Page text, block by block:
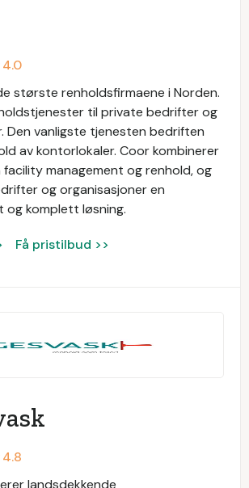
4.0
største renholdsfirmaene i Norden.
til private bedrifter og
Den vanligste tjenesten bedriften
av kontorlokaler. Coor kombinerer
management og renhold, og
og organisasjoner en
og komplett løsning.
Få pristilbud >>
4.8
landsdekkende